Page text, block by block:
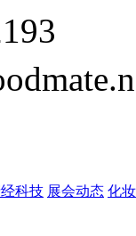
科技 展会动态 化